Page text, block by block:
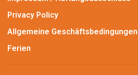
Privacy Policy
Allgemeine Geschäftsbedingungen
Ferien